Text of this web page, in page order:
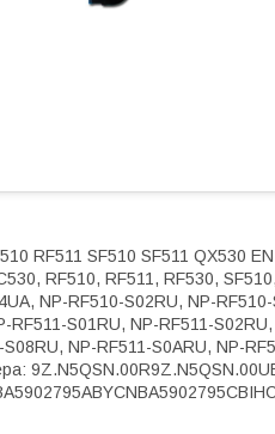
RF511 SF510 SF511 QX530
RF510, RF511, RF530,
NP-RF510-S02RU, NP-
RF511-S01RU, NP-RF511-
S08RU, NP-RF511-S0ARU, NP-